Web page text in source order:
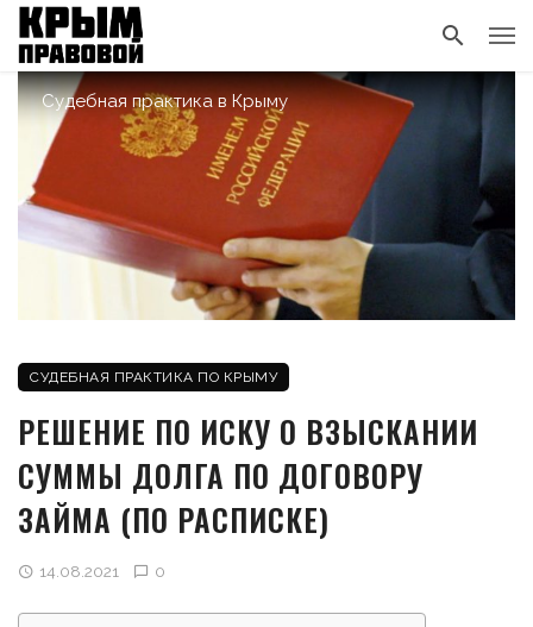
Судебная практика в Крыму
СУДЕБНАЯ ПРАКТИКА ПО КРЫМУ
РЕШЕНИЕ ПО ИСКУ О ВЗЫСКАНИИ
СУММЫ ДОЛГА ПО ДОГОВОРУ
ЗАЙМА (ПО РАСПИСКЕ)
14.08.2021 0